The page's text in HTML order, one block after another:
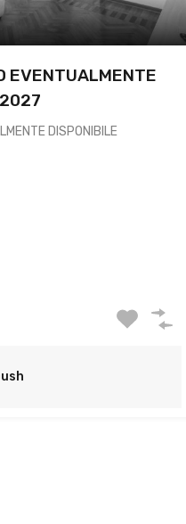
App transitorio lavoratori
EVENTUALMENTE
2027
DISPONIBILE